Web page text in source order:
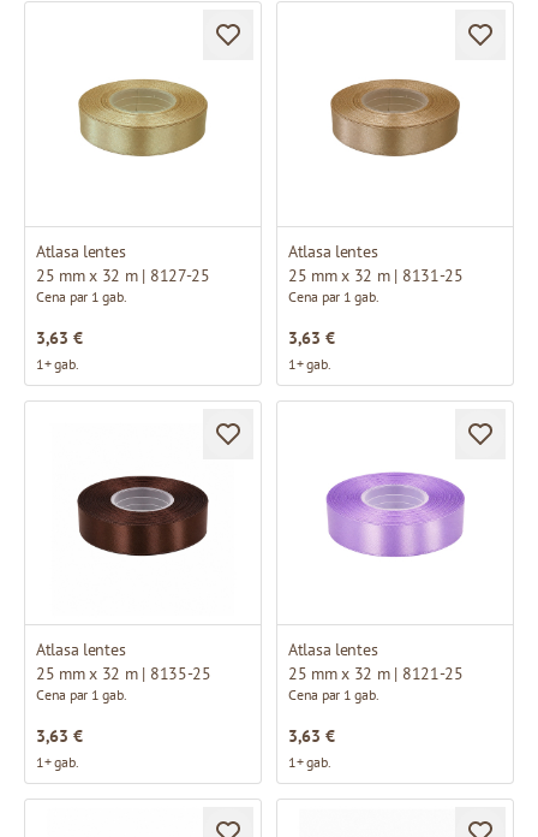
Atlasa lentes
25 mm x 32 m | 8127-25
Cena par 1 gab.
3,63 €
1+ gab.
Atlasa lentes
25 mm x 32 m | 8131-25
Cena par 1 gab.
3,63 €
1+ gab.
Atlasa lentes
25 mm x 32 m | 8135-25
Cena par 1 gab.
3,63 €
1+ gab.
Atlasa lentes
25 mm x 32 m | 8121-25
Cena par 1 gab.
3,63 €
1+ gab.